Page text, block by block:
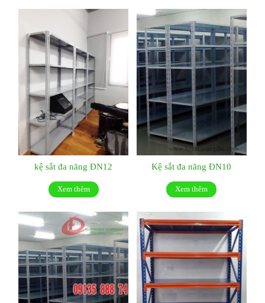
kệ sắt đa năng ĐN12
Xem thêm
Kệ sắt đa năng ĐN10
Xem thêm